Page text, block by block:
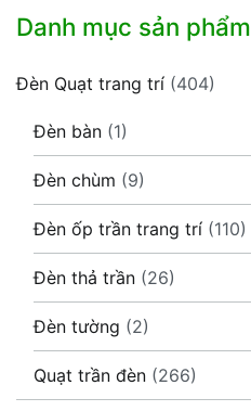
Danh mục sản phẩm
Đèn Quạt trang trí (404)
Đèn bàn (1)
Đèn chùm (9)
Đèn ốp trần trang trí (110)
Đèn thả trần (26)
Đèn tường (2)
Quạt trần đèn (266)